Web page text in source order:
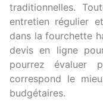
traditionnelles.
entretien régulier
dans la fourchette
devis en ligne
pourrez évaluer
correspond le
budgétaires.